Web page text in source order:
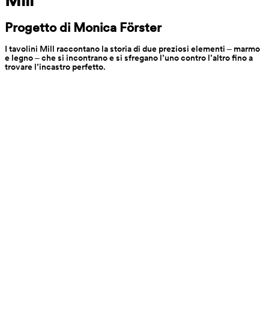
Progetto di Monica Förster
I tavolini Mill raccontano la storia di due preziosi elementi ‒ marmo
e legno ‒ che si incontrano e si sfregano l’uno contro l’altro fino a
trovare l’incastro perfetto.